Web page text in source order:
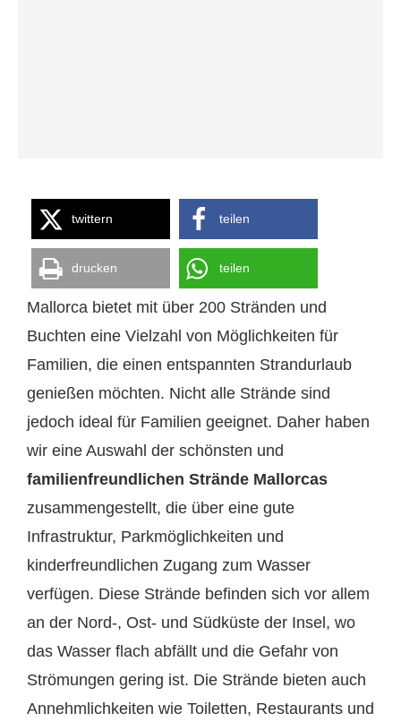
twittern teilen
drucken teilen
Mallorca bietet mit über 200 Stränden und
Buchten eine Vielzahl von Möglichkeiten für
Familien, die einen entspannten Strandurlaub
genießen möchten. Nicht alle Strände sind
jedoch ideal für Familien geeignet. Daher haben
wir eine Auswahl der schönsten und
familienfreundlichen Strände Mallorcas
zusammengestellt, die über eine gute
Infrastruktur, Parkmöglichkeiten und
kinderfreundlichen Zugang zum Wasser
verfügen. Diese Strände befinden sich vor allem
an der Nord-, Ost- und Südküste der Insel, wo
das Wasser flach abfällt und die Gefahr von
Strömungen gering ist. Die Strände bieten auch
Annehmlichkeiten wie Toiletten, Restaurants und